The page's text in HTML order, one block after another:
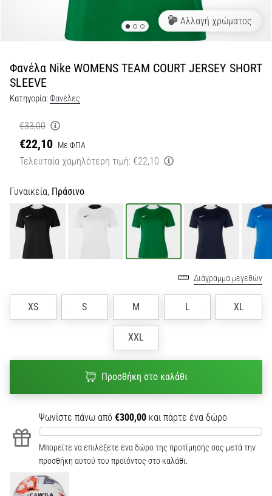
άρθρων
Αλλαγή χρώματος
Φανέλα Nike WOMENS TEAM COURT JERSEY SHORT
SLEEVE
Κατηγορία:Φανέλες
€33,00
€22,10 Με ΦΠΑ
Τελευταία χαμηλότερη τιμή: €22,10
Γυναικεία, Πράσινο
Διάγραμμα μεγεθών
XS S M L XL
XXL
Προσθήκη στο καλάθι
Ψωνίστε πάνω από €300,00 και πάρτε ένα δώρο
Μπορείτε να επιλέξετε ένα δώρο της προτίμησής σας μετά την
προσθήκη αυτού του προϊόντος στο καλάθι.